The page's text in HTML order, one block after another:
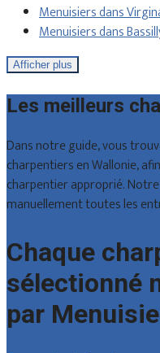
Menuisiers dans
Menuisiers dans
Afficher plus
Les meilleurs
Dans notre guide, vous
charpentiers en Wallonie,
charpentier approprié.
manuellement toutes les
Chaque
sélectionné
par